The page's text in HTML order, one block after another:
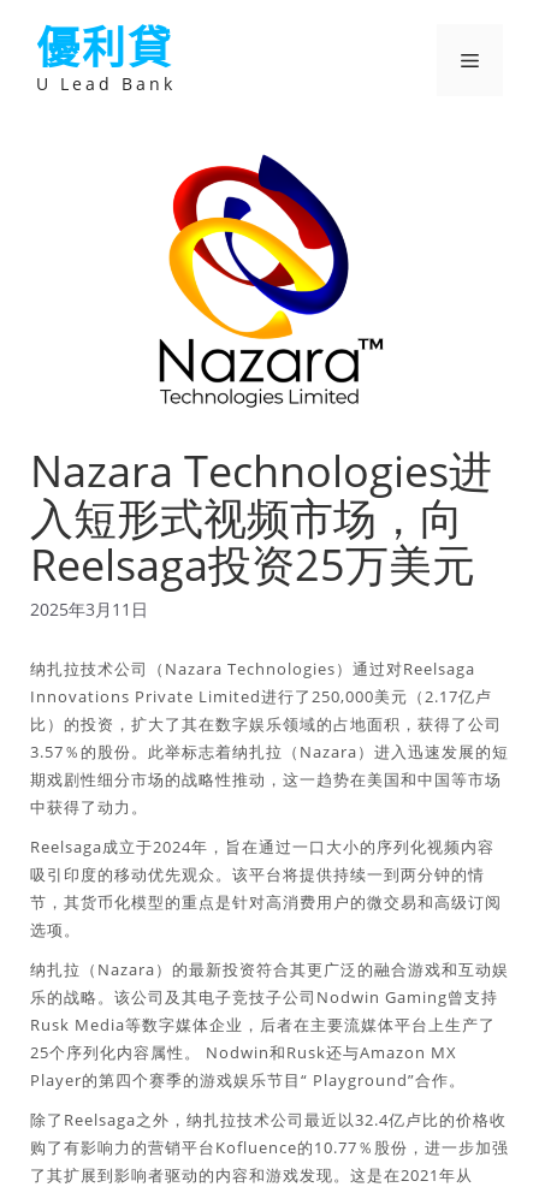
優利貸
U Lead Bank
選
Nazara Technologies进
入短形式视频市场，向
Reelsaga投资25万美元
2025年3月11日
纳扎拉技术公司（Nazara Technologies）通过对Reelsaga
Innovations Private Limited进行了250,000美元（2.17亿卢
比）的投资，扩大了其在数字娱乐领域的占地面积，获得了公司
3.57％的股份。此举标志着纳扎拉（Nazara）进入迅速发展的短
期戏剧性细分市场的战略性推动，这一趋势在美国和中国等市场
中获得了动力。
Reelsaga成立于2024年，旨在通过一口大小的序列化视频内容
吸引印度的移动优先观众。该平台将提供持续一到两分钟的情
节，其货币化模型的重点是针对高消费用户的微交易和高级订阅
选项。
纳扎拉（Nazara）的最新投资符合其更广泛的融合游戏和互动娱
乐的战略。该公司及其电子竞技子公司Nodwin Gaming曾支持
Rusk Media等数字媒体企业，后者在主要流媒体平台上生产了
25个序列化内容属性。 Nodwin和Rusk还与Amazon MX
Player的第四个赛季的游戏娱乐节目“ Playground”合作。
除了Reelsaga之外，纳扎拉技术公司最近以32.4亿卢比的价格收
购了有影响力的营销平台Kofluence的10.77％股份，进一步加强
了其扩展到影响者驱动的内容和游戏发现。这是在2021年从